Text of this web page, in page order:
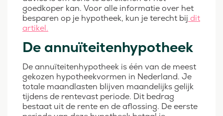
goedkoper kan. Voor alle informatie over het
besparen op je hypotheek, kun je terecht bij dit
artikel.
De annuïteitenhypotheek
De annuïteitenhypotheek is één van de meest
gekozen hypotheekvormen in Nederland. Je
totale maandlasten blijven maandelijks gelijk
tijdens de rentevast periode. Dit bedrag
bestaat uit de rente en de aflossing. De eerste